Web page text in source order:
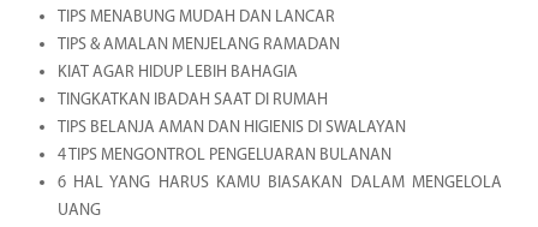
TIPS MENABUNG MUDAH DAN LANCAR
TIPS & AMALAN MENJELANG RAMADAN
KIAT AGAR HIDUP LEBIH BAHAGIA
TINGKATKAN IBADAH SAAT DI RUMAH
TIPS BELANJA AMAN DAN HIGIENIS DI SWALAYAN
4 TIPS MENGONTROL PENGELUARAN BULANAN
6 HAL YANG HARUS KAMU BIASAKAN DALAM MENGELOLA
UANG